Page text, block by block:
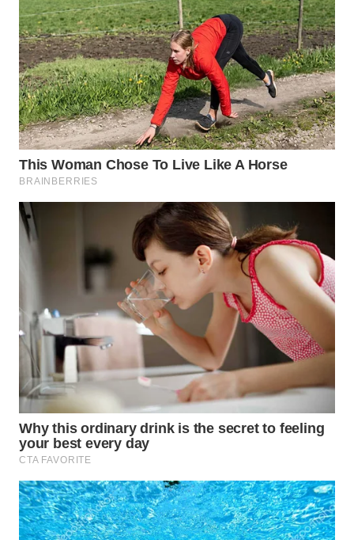
MADURA
WN
SURABAYA
WN
NATUNA
WN
MANDALIKA
LIKUPANG
WN
LABUANBAJO
WN
BORNEO
Wahana
Media
Group
WAHANA